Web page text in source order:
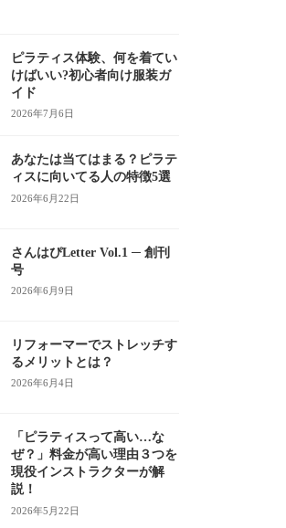
ピラティス体験、何を着てい
けばいい?初心者向け服装ガ
イド
2026年7月6日
あなたは当てはまる？ピラテ
ィスに向いてる人の特徴5選
2026年6月22日
さんはぴLetter Vol.1 ─ 創刊
号
2026年6月9日
リフォーマーでストレッチす
るメリットとは？
2026年6月4日
「ピラティスって高い…な
ぜ？」料金が高い理由３つを
現役インストラクターが解
説！
2026年5月22日